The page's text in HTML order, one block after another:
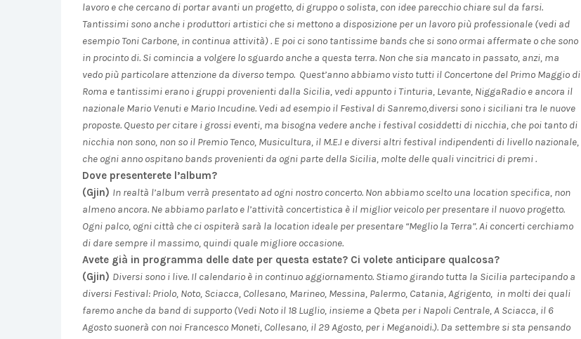
lavoro e che cercano di portar avanti un progetto, di gruppo o solista, con idee parecchio chiare sul da farsi.
Tantissimi sono anche i produttori artistici che si mettono a disposizione per un lavoro più professionale (vedi ad
esempio Toni Carbone, in continua attività) . E poi ci sono tantissime bands che si sono ormai affermate o che sono
in procinto di. Si comincia a volgere lo sguardo anche a questa terra. Non che sia mancato in passato, anzi, ma
vedo più particolare attenzione da diverso tempo. Quest’anno abbiamo visto tutti il Concertone del Primo Maggio di
Roma e tantissimi erano i gruppi provenienti dalla Sicilia, vedi appunto i Tinturia, Levante, NiggaRadio e ancora il
nazionale Mario Venuti e Mario Incudine. Vedi ad esempio il Festival di Sanremo,diversi sono i siciliani tra le nuove
proposte. Questo per citare i grossi eventi, ma bisogna vedere anche i festival cosiddetti di nicchia, che poi tanto di
nicchia non sono, non so il Premio Tenco, Musicultura, il M.E.I e diversi altri festival indipendenti di livello nazionale,
che ogni anno ospitano bands provenienti da ogni parte della Sicilia, molte delle quali vincitrici di premi .
Dove presenterete l’album?
(Gjin) In realtà l’album verrà presentato ad ogni nostro concerto. Non abbiamo scelto una location specifica, non
almeno ancora. Ne abbiamo parlato e l’attività concertistica è il miglior veicolo per presentare il nuovo progetto.
Ogni palco, ogni città che ci ospiterà sarà la location ideale per presentare “Meglio la Terra”. Ai concerti cerchiamo
di dare sempre il massimo, quindi quale migliore occasione.
Avete già in programma delle date per questa estate? Ci volete anticipare qualcosa?
(Gjin) Diversi sono i live. Il calendario è in continuo aggiornamento. Stiamo girando tutta la Sicilia partecipando a
diversi Festival: Priolo, Noto, Sciacca, Collesano, Marineo, Messina, Palermo, Catania, Agrigento, in molti dei quali
faremo anche da band di supporto (Vedi Noto il 18 Luglio, insieme a Qbeta per i Napoli Centrale, A Sciacca, il 6
Agosto suonerà con noi Francesco Moneti, Collesano, il 29 Agosto, per i Meganoidi.). Da settembre si sta pensando